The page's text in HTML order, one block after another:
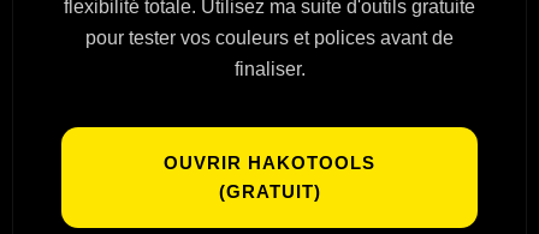
flexibilité totale. Utilisez ma suite d'outils gratuite
pour tester vos couleurs et polices avant de
finaliser.
OUVRIR HAKOTOOLS
(GRATUIT)